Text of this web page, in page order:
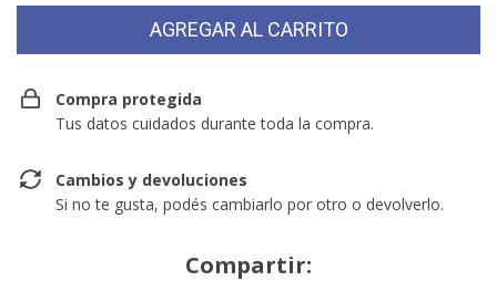
Compra protegida
Tus datos cuidados durante toda la compra.
Cambios y devoluciones
Si no te gusta, podés cambiarlo por otro o devolverlo.
Compartir: